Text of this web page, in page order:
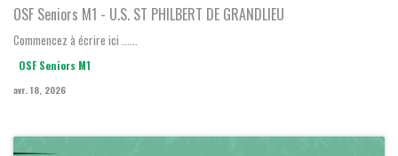
OSF Seniors M1 - U.S. ST PHILBERT DE GRANDLIEU
Commencez à écrire ici ......
OSF Seniors M1
avr. 18, 2026